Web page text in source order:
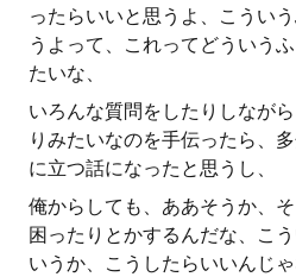
ったらいいと思うよ、こうい
うよって、これってどういう
たいな、
いろんな質問をしたりしなが
りみたいなのを手伝ったら、
に立つ話になったと思うし、
俺からしても、ああそうか、
困ったりとかするんだな、こ
いうか、こうしたらいいんじ